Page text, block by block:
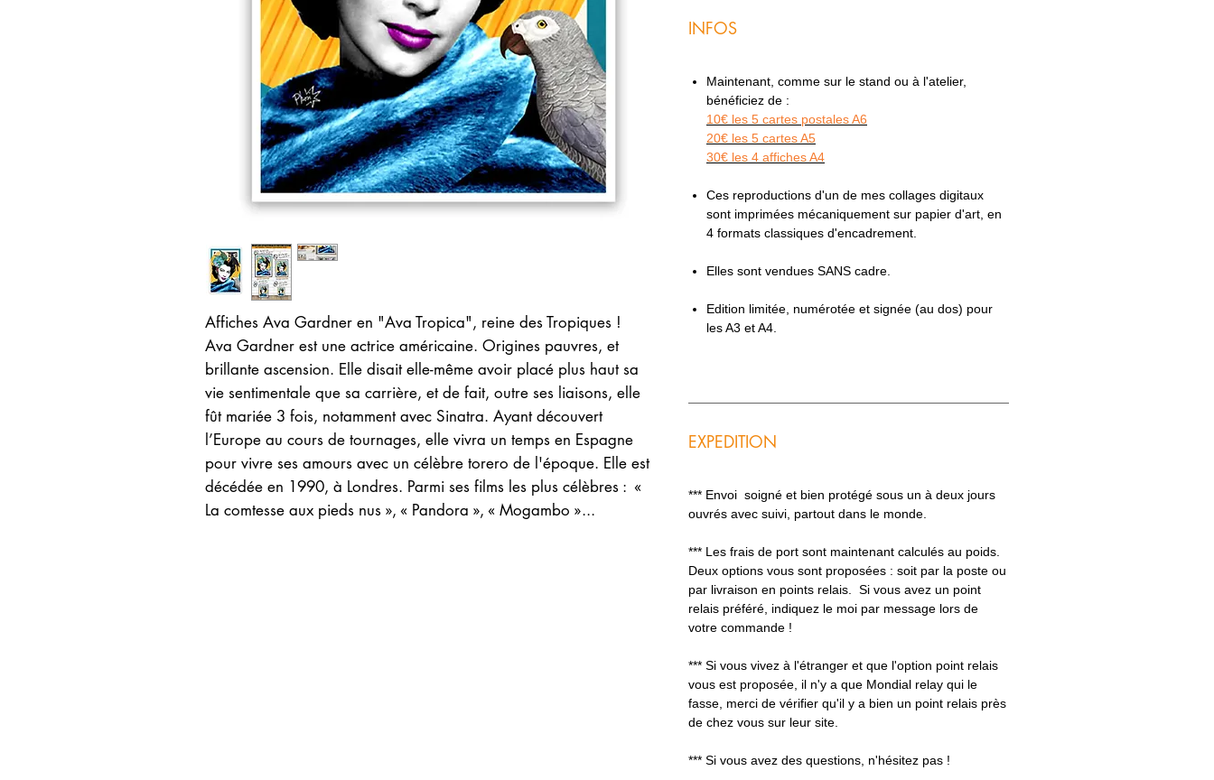
Affiches Ava Gardner en "Ava Tropica", reine des Tropiques !
Ava Gardner est une actrice américaine. Origines pauvres, et
brillante ascension. Elle disait elle-même avoir placé plus haut sa
vie sentimentale que sa carrière, et de fait, outre ses liaisons, elle
fût mariée 3 fois, notamment avec Sinatra. Ayant découvert
l’Europe au cours de tournages, elle vivra un temps en Espagne
pour vivre ses amours avec un célèbre torero de l'époque. Elle est
décédée en 1990, à Londres. Parmi ses films les plus célèbres : «
La comtesse aux pieds nus », « Pandora », « Mogambo »...
INFOS
Maintenant, comme sur le stand ou à l'atelier,
bénéficiez de :
10€ les 5 cartes postales A6
20€ les 5 cartes A5
30€ les 4 affiches A4
Ces reproductions d'un de mes collages digitaux
sont imprimées mécaniquement sur papier d'art, en
4 formats classiques d'encadrement.
Elles sont vendues SANS cadre.
Edition limitée, numérotée et signée (au dos) pour
les A3 et A4.
EXPEDITION
*** Envoi soigné et bien protégé sous un à deux jours
ouvrés avec suivi, partout dans le monde.
*** Les frais de port sont maintenant calculés au poids.
Deux options vous sont proposées : soit par la poste ou
par livraison en points relais. Si vous avez un point
relais préféré, indiquez le moi par message lors de
votre commande !
*** Si vous vivez à l'étranger et que l'option point relais
vous est proposée, il n'y a que Mondial relay qui le
fasse, merci de vérifier qu'il y a bien un point relais près
de chez vous sur leur site.
*** Si vous avez des questions, n'hésitez pas !